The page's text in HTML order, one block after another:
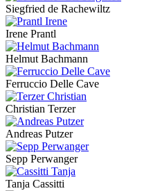
Siegfried de Rachewiltz
Irene Prantl
Helmut Bachmann
Ferruccio Delle Cave
Christian Terzer
Andreas Putzer
Sepp Perwanger
Tanja Cassitti